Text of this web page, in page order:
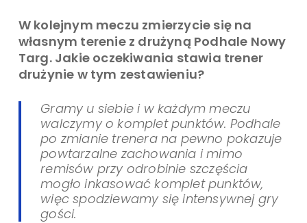
W kolejnym meczu zmierzycie się na
własnym terenie z drużyną Podhale Nowy
Targ. Jakie oczekiwania stawia trener
drużynie w tym zestawieniu?
Gramy u siebie i w każdym meczu
walczymy o komplet punktów. Podhale
po zmianie trenera na pewno pokazuje
powtarzalne zachowania i mimo
remisów przy odrobinie szczęścia
mogło inkasować komplet punktów,
więc spodziewamy się intensywnej gry
gości.